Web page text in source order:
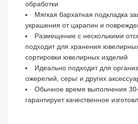
обработки
Мягкая бархатная подкладка
украшения от царапин и
Размещение с несколькими
подходит для хранения
сортировки ювелирных изделий
Идеально подходит для
ожерелий, серьг и других
Обычное время выполнения
гарантирует качественное